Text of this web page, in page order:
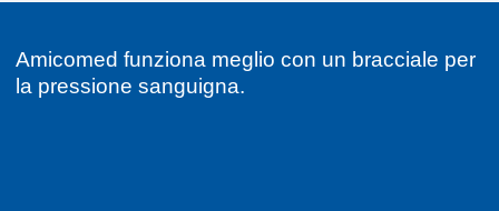
Amicomed funziona meglio con un bracciale per
la pressione sanguigna.